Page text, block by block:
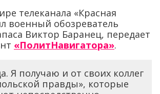
телеканала «Красная
военный обозреватель
Виктор Баранец, передает
«ПолитНавигатора».
Я получаю и от своих коллег
правды», которые